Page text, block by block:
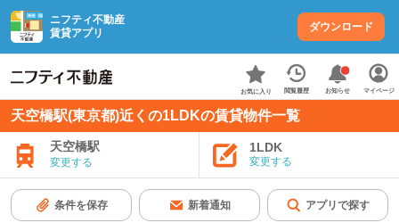
ニフティ不動産
賃貸アプリ
ダウンロード
お気に入り 閲覧履歴 お知らせ マイページ
天空橋駅(東京都)近くの1LDKの賃貸物件一覧
天空橋駅
変更する
1LDK
変更する
条件を保存 新着通知 アプリで探す